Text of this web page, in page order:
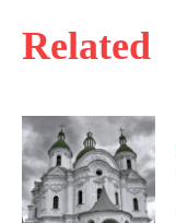
Related